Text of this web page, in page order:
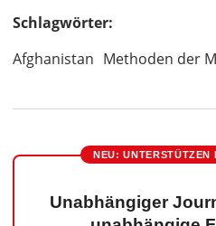
Schlagwörter:
Afghanistan Methoden der
NEU: UNTERSTÜTZEN
Unabhängiger